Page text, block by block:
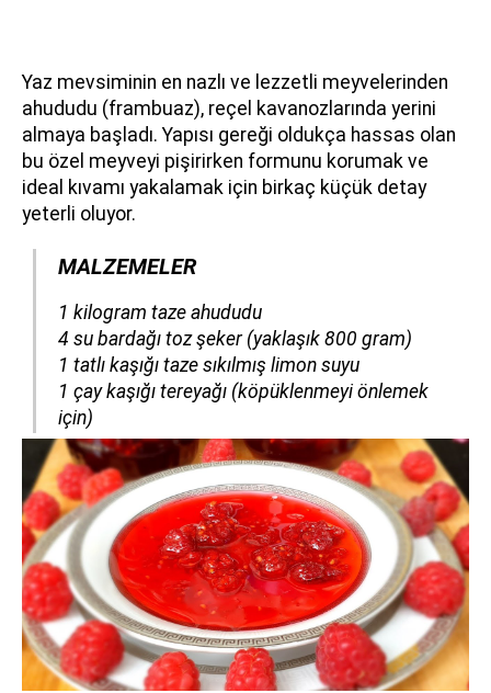
Yaz mevsiminin en nazlı ve lezzetli meyvelerinden
ahududu (frambuaz), reçel kavanozlarında yerini
almaya başladı. Yapısı gereği oldukça hassas olan
bu özel meyveyi pişirirken formunu korumak ve
ideal kıvamı yakalamak için birkaç küçük detay
yeterli oluyor.
MALZEMELER
​​​​​​​1 kilogram taze ahududu
4 su bardağı toz şeker (yaklaşık 800 gram)
1 tatlı kaşığı taze sıkılmış limon suyu
1 çay kaşığı tereyağı (köpüklenmeyi önlemek
için)